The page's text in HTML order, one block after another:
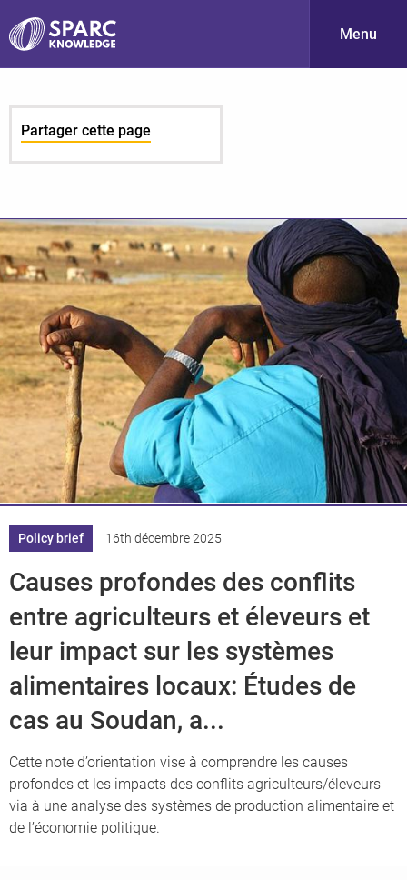
S
PARC-
Knowledge
Menu
Partager cette page
Policy brief 16th décembre 2025
Causes profondes des conflits
entre agriculteurs et éleveurs et
leur impact sur les systèmes
alimentaires locaux: Études de
cas au Soudan, a...
Cette note d’orientation vise à comprendre les causes
profondes et les impacts des conflits agriculteurs/éleveurs
via à une analyse des systèmes de production alimentaire et
de l’économie politique.